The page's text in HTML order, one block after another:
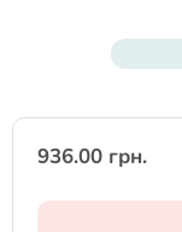
936.00 грн.